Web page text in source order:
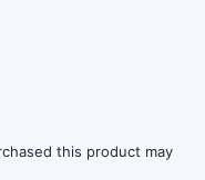
this product may